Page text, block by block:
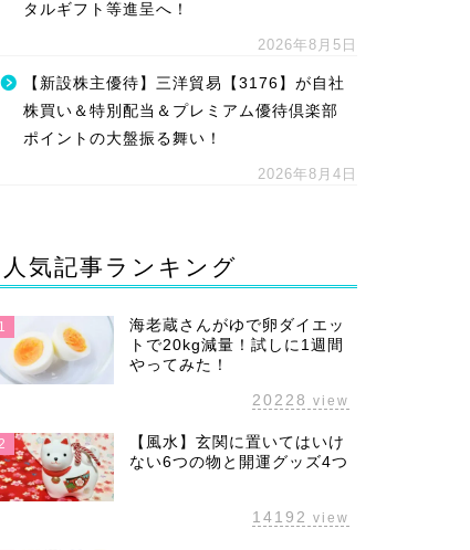
タルギフト等進呈へ！
2026年8月5日
【新設株主優待】三洋貿易【3176】が自社
株買い＆特別配当＆プレミアム優待倶楽部
ポイントの大盤振る舞い！
2026年8月4日
人気記事ランキング
1
海老蔵さんがゆで卵ダイエッ
トで20kg減量！試しに1週間
やってみた！
20228 view
【風水】玄関に置いてはいけ
ない6つの物と開運グッズ4つ
14192 view